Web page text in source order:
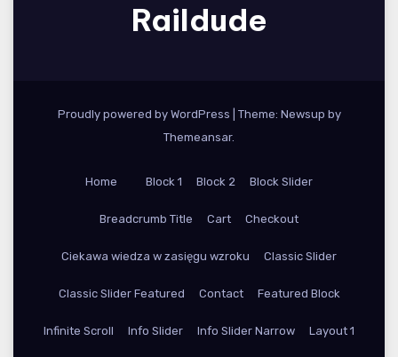
Raildude
Proudly powered by WordPress
Theme: Newsup by
Themeansar.
Home Block 1 Block 2 Block Slider
Breadcrumb Title Cart Checkout
Ciekawa wiedza w zasięgu wzroku Classic Slider
Classic Slider Featured Contact Featured Block
Infinite Scroll Info Slider Info Slider Narrow Layout 1